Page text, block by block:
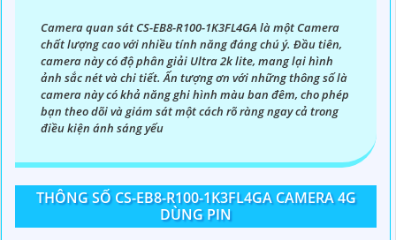
Camera quan sát CS-EB8-R100-1K3FL4GA là một Camera
chất lượng cao với nhiều tính năng đáng chú ý. Đầu tiên,
camera này có độ phân giải Ultra 2k lite, mang lại hình
ảnh sắc nét và chi tiết. Ấn tượng ơn với những thông số là
camera này có khả năng ghi hình màu ban đêm, cho phép
bạn theo dõi và giám sát một cách rõ ràng ngay cả trong
điều kiện ánh sáng yếu
THÔNG SỐ CS-EB8-R100-1K3FL4GA CAMERA 4G
DÙNG PIN